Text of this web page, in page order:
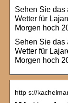
Sehen Sie das
Wetter für
Morgen hoch
Sehen Sie das
Wetter für
Morgen hoch
http s://